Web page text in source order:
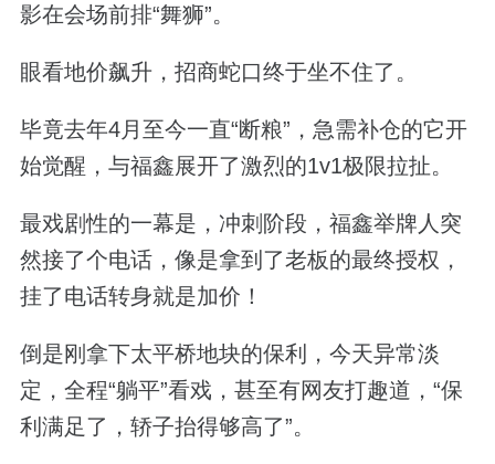
影在会场前排“舞狮”。
眼看地价飙升，招商蛇口终于坐不住了。
毕竟去年4月至今一直“断粮”，急需补仓的它开
始觉醒，与福鑫展开了激烈的1v1极限拉扯。
最戏剧性的一幕是，冲刺阶段，福鑫举牌人突
然接了个电话，像是拿到了老板的最终授权，
挂了电话转身就是加价！
倒是刚拿下太平桥地块的保利，今天异常淡
定，全程“躺平”看戏，甚至有网友打趣道，“保
利满足了，轿子抬得够高了”。